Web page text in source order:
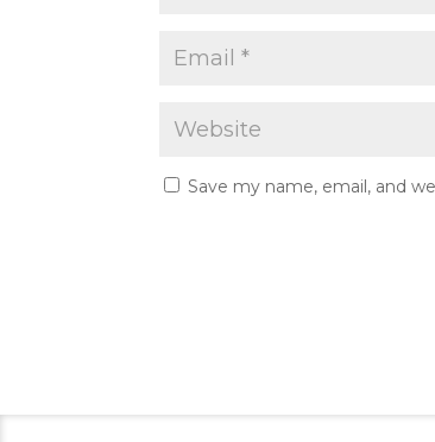
Save my name, email, and